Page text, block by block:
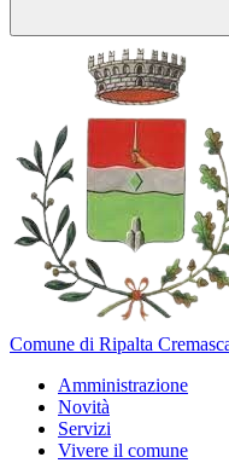
Comune di Ripalta
Amministrazione
Novità
Servizi
Vivere il comune